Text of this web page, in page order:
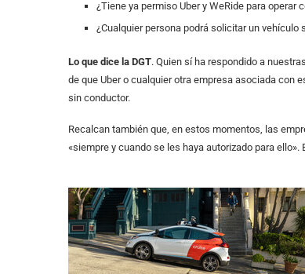
¿Tiene ya permiso Uber y WeRide para operar
¿Cualquier persona podrá solicitar un
Lo que dice la DGT. Quien sí ha respondido a
de que Uber o cualquier otra empresa asociada con
sin conductor.
Recalcan también que, en estos momentos, las
«siempre y cuando se les haya autorizado para